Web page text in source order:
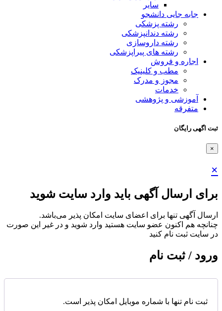
سایر
جابه جایی دانشجو
رشته پزشکی
رشته دندانپزشکی
رشته داروسازی
رشته های پیراپزشکی
اجاره و فروش
مطب و کلینیک
مجوز و مدرک
خدمات
آموزشی و پژوهشی
متفرقه
ثبت اگهی رایگان
×
×
برای ارسال آگهی باید وارد سایت شوید
ارسال آگهی تنها برای اعضای سایت امکان پذیر می‌باشد.
چنانچه هم‌ اکنون عضو سایت هستید وارد شوید و در غیر این صورت
در سایت ثبت نام کنید
ورود / ثبت نام
ثبت نام تنها با شماره موبایل امکان پذیر است.